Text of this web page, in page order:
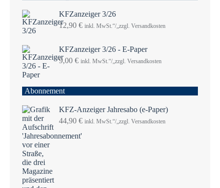
KFZanzeiger 3/26
12,90 € inkl. MwSt.“/„zzgl. Versandkosten
KFZanzeiger 3/26 - E-Paper
9,00 € inkl. MwSt.“/„zzgl. Versandkosten
Abonnement
KFZ-Anzeiger Jahresabo (e-Paper)
44,90 € inkl. MwSt.“/„zzgl. Versandkosten